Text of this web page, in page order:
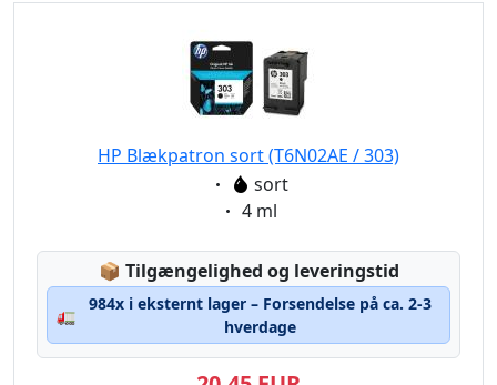
HP Blækpatron sort (T6N02AE / 303)
Eigenschaft:
sort
Eigenschaft:
4 ml
📦 Lagerstatus:
Tilgængelighed og leveringstid
🚛
984x i eksternt lager – Forsendelse på ca. 2-3
hverdage